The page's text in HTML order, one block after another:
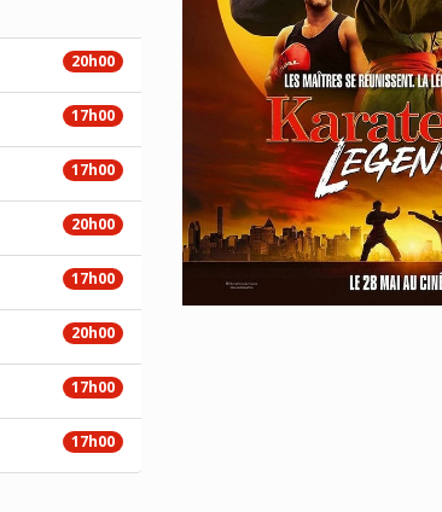
20h00
17h00
17h00
20h00
17h00
20h00
17h00
17h00